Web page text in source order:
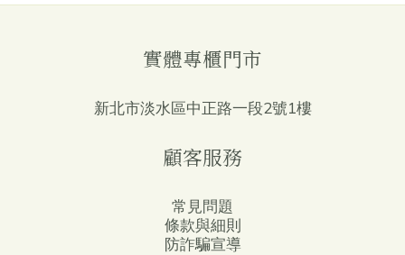
實體專櫃門市
新北市淡水區中正路一段2號1樓
顧客服務
常見問題
條款與細則
防詐騙宣導